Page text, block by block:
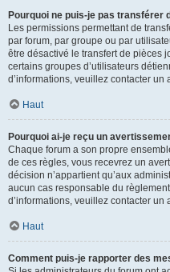
Pourquoi ne puis-je pas transférer
Les permissions permettant de
par forum, par groupe ou par
être désactivé le transfert de pièces
certains groupes d’utilisateurs
d’informations, veuillez contacter un
Haut
Pourquoi ai-je reçu un
Chaque forum a son propre
de ces règles, vous recevrez un
décision n’appartient qu’aux
aucun cas responsable du
d’informations, veuillez contacter un
Haut
Comment puis-je rapporter des